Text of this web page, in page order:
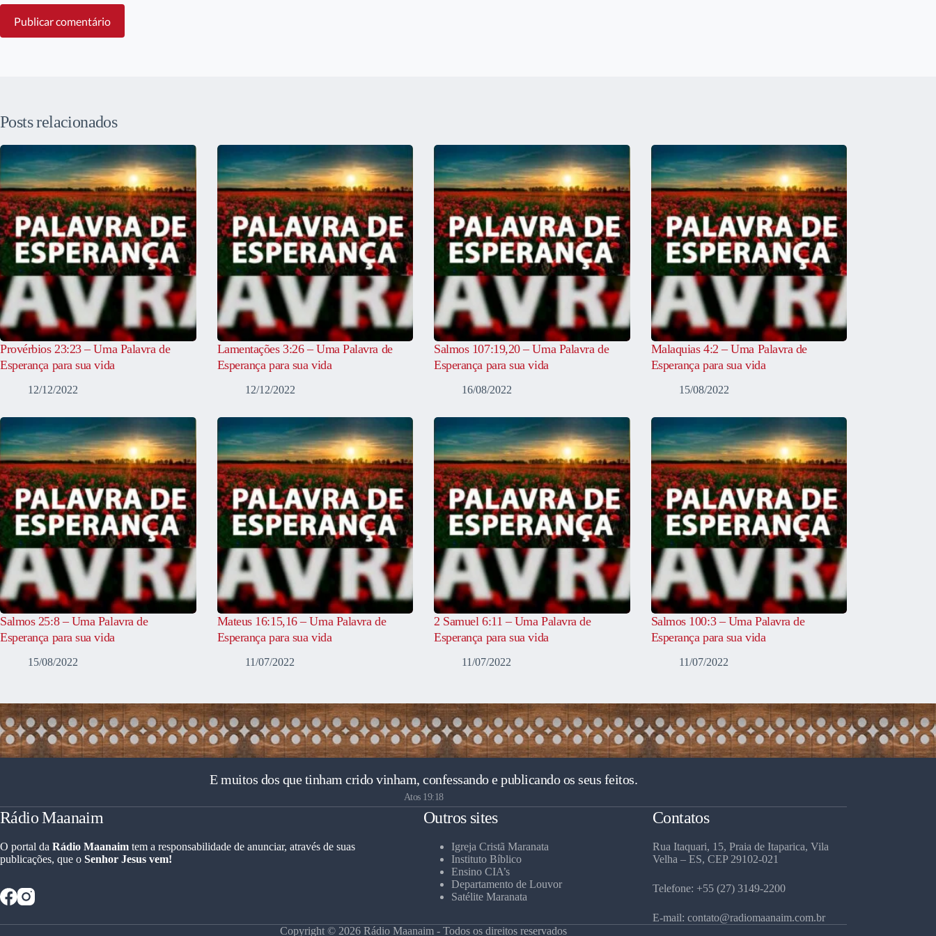
Publicar comentário
Posts relacionados
Provérbios 23:23 – Uma Palavra de
Esperança para sua vida
12/12/2022
Lamentações 3:26 – Uma Palavra de
Esperança para sua vida
12/12/2022
Salmos 107:19,20 – Uma Palavra de
Esperança para sua vida
16/08/2022
Malaquias 4:2 – Uma Palavra de
Esperança para sua vida
15/08/2022
Salmos 25:8 – Uma Palavra de
Esperança para sua vida
15/08/2022
Mateus 16:15,16 – Uma Palavra de
Esperança para sua vida
11/07/2022
2 Samuel 6:11 – Uma Palavra de
Esperança para sua vida
11/07/2022
Salmos 100:3 – Uma Palavra de
Esperança para sua vida
11/07/2022
E muitos dos que tinham crido vinham, confessando e publicando os seus feitos.
Atos 19:18
Rádio Maanaim
O portal da Rádio Maanaim tem a responsabilidade de anunciar, através de suas
publicações, que o Senhor Jesus vem!
Outros sites
Igreja Cristã Maranata
Instituto Bíblico
Ensino CIA’s
Departamento de Louvor
Satélite Maranata
Contatos
Rua Itaquari, 15, Praia de Itaparica, Vila
Velha – ES, CEP 29102-021
Telefone: +55 (27) 3149-2200
E-mail: contato@radiomaanaim.com.br
Copyright © 2026 Rádio Maanaim - Todos os direitos reservados